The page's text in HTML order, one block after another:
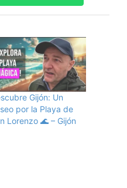
Gijón: Un
por la Playa de
Lorenzo 🌊 – Gijón